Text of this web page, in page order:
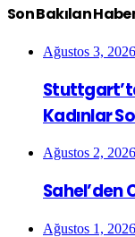
Son Bakılan
Ağustos 3, 2026
Kadınlar
Ağustos 2, 2026
Sahel’den
Ağustos 1, 2026